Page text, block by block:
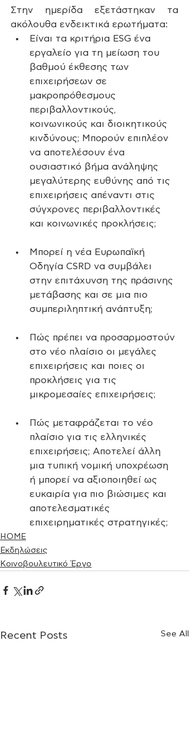
Στην ημερίδα εξετάστηκαν τα
ακόλουθα ενδεικτικά ερωτήματα:
Είναι τα κριτήρια ESG ένα
εργαλείο για τη μείωση του
βαθμού έκθεσης των
επιχειρήσεων σε
μακροπρόθεσμους
περιβαλλοντικούς,
κοινωνικούς και διοικητικούς
κινδύνους; Μπορούν επιπλέον
να αποτελέσουν ένα
ουσιαστικό βήμα ανάληψης
μεγαλύτερης ευθύνης από τις
επιχειρήσεις απέναντι στις
σύγχρονες περιβαλλοντικές
και κοινωνικές προκλήσεις;
Μπορεί η νέα Ευρωπαϊκή
Οδηγία CSRD να συμβάλει
στην επιτάχυνση της πράσινης
μετάβασης και σε μια πιο
συμπεριληπτική ανάπτυξη;
Πώς πρέπει να προσαρμοστούν
στο νέο πλαίσιο οι μεγάλες
επιχειρήσεις και ποιες οι
προκλήσεις για τις
μικρομεσαίες επιχειρήσεις;
Πώς μεταφράζεται το νέο
πλαίσιο για τις ελληνικές
επιχειρήσεις; Αποτελεί άλλη
μια τυπική νομική υποχρέωση
ή μπορεί να αξιοποιηθεί ως
ευκαιρία για πιο βιώσιμες και
αποτελεσματικές
επιχειρηματικές στρατηγικές;
HOME
Εκδηλώσεις
Κοινοβουλευτικό Έργο
Recent Posts See All